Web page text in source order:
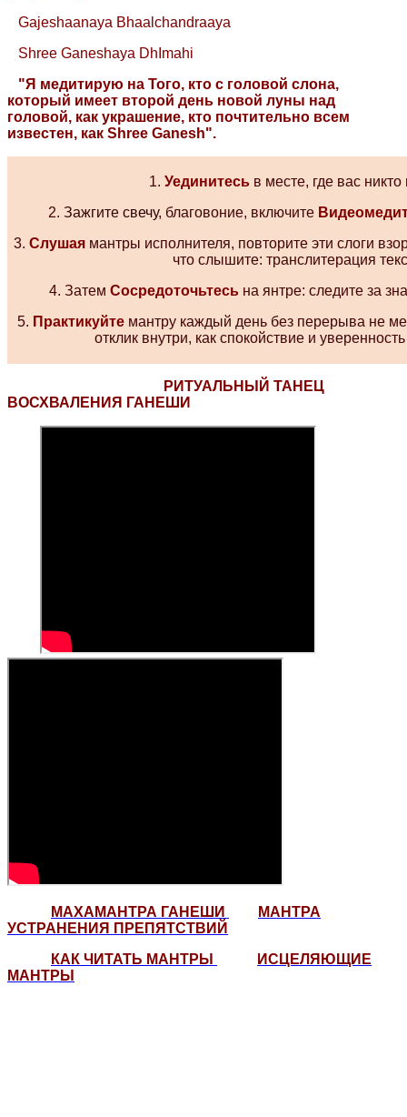
Gajeshaanaya Bhaalchandraaya
Shree Ganeshaya DhImahi
"Я медитирую на Того, кто с головой слона,
который имеет второй день новой луны над
головой, как украшение, кто почтительно всем
известен, как Shree Ganesh".
1. Уединитесь в месте, где вас
2. Зажгите свечу, благовоние, включите
3. Слушая мантры исполнителя, повторите эти слоги
что слышите: транслитерация
4. Затем Сосредоточьтесьна янтре: следите за
5. Практикуйтемантру каждый день без перерыва не
отклик внутри, как спокойствие и
РИТУАЛЬНЫЙ ТАНЕЦ
ВОСХВАЛЕНИЯ ГАНЕШИ
МАХАМАНТРА ГАНЕШИ
МАНТРА
УСТРАНЕНИЯ ПРЕПЯТСТВИЙ
КАК ЧИТАТЬ МАНТРЫ
ИСЦЕЛЯЮЩИЕ
МАНТРЫ